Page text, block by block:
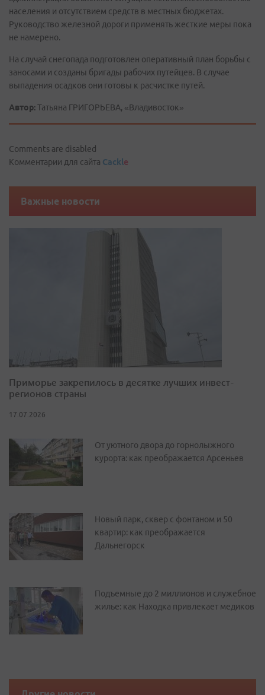
населения и отсутствием средств в местных бюджетах.
Руководство железной дороги применять жесткие меры пока
не намерено.
На случай снегопада подготовлен оперативный план борьбы с
заносами и созданы бригады рабочих путейцев. В случае
выпадения осадков они готовы к расчистке путей.
Автор:Татьяна ГРИГОРЬЕВА, «Владивосток»
Comments are disabled
Комментарии для сайта Cackle
Важные новости
Приморье закрепилось в десятке лучших инвест-
регионов страны
17.07.2026
От уютного двора до горнолыжного
курорта: как преображается Арсеньев
Новый парк, сквер с фонтаном и 50
квартир: как преображается
Дальнегорск
Подъемные до 2 миллионов и служебное
жилье: как Находка привлекает медиков